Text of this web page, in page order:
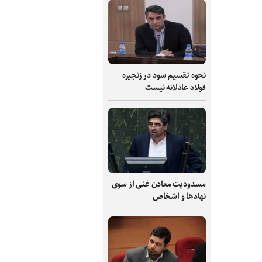
نحوه تقسیم سود در زنجیره
فولاد عادلانه نیست
مسدودیت معادن غنی از سوی
نهادها و اشخاص